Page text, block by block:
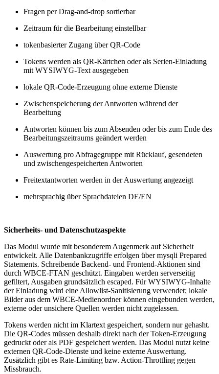
Fragen per Drag-and-drop sortierbar
Zeitraum für die Bearbeitung einstellbar
tokenbasierter Zugang über QR-Code
Tokens werden als QR-Kärtchen oder als Serien-Einladung
mit WYSIWYG-Text ausgegeben
lokale QR-Code-Erzeugung ohne externe Dienste
Zwischenspeicherung der Antworten während der
Bearbeitung
Antworten können bis zum Absenden oder bis zum Ende des
Bearbeitungszeitraums geändert werden
Auswertung pro Abfragegruppe mit Rücklauf, gesendeten
und zwischengespeicherten Antworten
Freitextantworten werden in der Auswertung angezeigt
mehrsprachig über Sprachdateien DE/EN
Sicherheits- und Datenschutzaspekte
Das Modul wurde mit besonderem Augenmerk auf Sicherheit
entwickelt. Alle Datenbankzugriffe erfolgen über mysqli Prepared
Statements. Schreibende Backend- und Frontend-Aktionen sind
durch WBCE-FTAN geschützt. Eingaben werden serverseitig
gefiltert, Ausgaben grundsätzlich escaped. Für WYSIWYG-Inhalte
der Einladung wird eine Allowlist-Sanitisierung verwendet; lokale
Bilder aus dem WBCE-Medienordner können eingebunden werden,
externe oder unsichere Quellen werden nicht zugelassen.
Tokens werden nicht im Klartext gespeichert, sondern nur gehasht.
Die QR-Codes müssen deshalb direkt nach der Token-Erzeugung
gedruckt oder als PDF gespeichert werden. Das Modul nutzt keine
externen QR-Code-Dienste und keine externe Auswertung.
Zusätzlich gibt es Rate-Limiting bzw. Action-Throttling gegen
Missbrauch.